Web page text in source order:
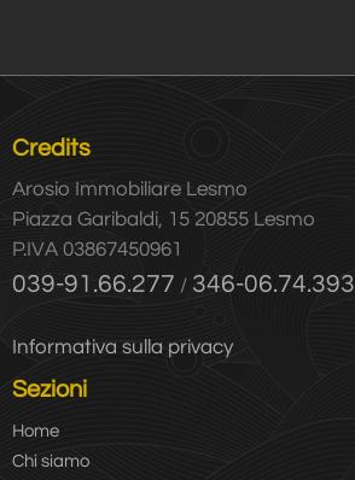
Credits
Arosio Immobiliare Lesmo
Piazza Garibaldi, 15 20855 Lesmo
P.IVA 03867450961
039-91.66.277 / 346-06.74.393
Informativa sulla privacy
Sezioni
Home
Chi siamo